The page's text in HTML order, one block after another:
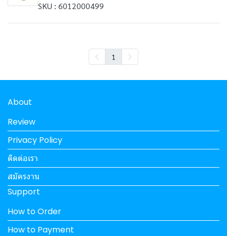
SKU : 6012000499
1
About
Review
Privacy Policy
ติดต่อเรา
สมัครงาน
Support
How to Order
How to Payment